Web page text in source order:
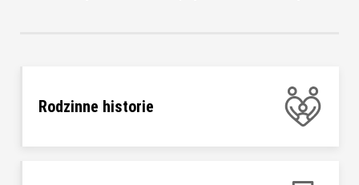
Rodzinne historie